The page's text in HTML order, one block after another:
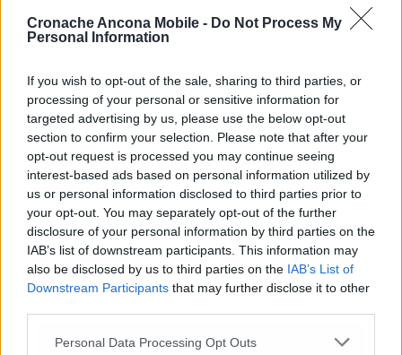
Cronache Ancona Mobile - Do Not Process My
Personal Information
If you wish to opt-out of the sale, sharing to third parties, or
processing of your personal or sensitive information for
targeted advertising by us, please use the below opt-out
section to confirm your selection. Please note that after your
opt-out request is processed you may continue seeing
interest-based ads based on personal information utilized by
us or personal information disclosed to third parties prior to
your opt-out. You may separately opt-out of the further
disclosure of your personal information by third parties on the
IAB’s list of downstream participants. This information may
also be disclosed by us to third parties on the IAB’s List of
Downstream Participants that may further disclose it to other
Personal Data Processing Opt Outs
stretto nella morsa del caos traffico»
Ex Stracca, «il Comune valuterà lo smontaggio
forzoso della gru»
© RIPRODUZIONE RISERVATA
Vai alla home